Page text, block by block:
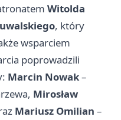
Witolda
, który
wsparciem
poprowadzili
Marcin Nowak–
Mirosław
Mariusz Omilian –